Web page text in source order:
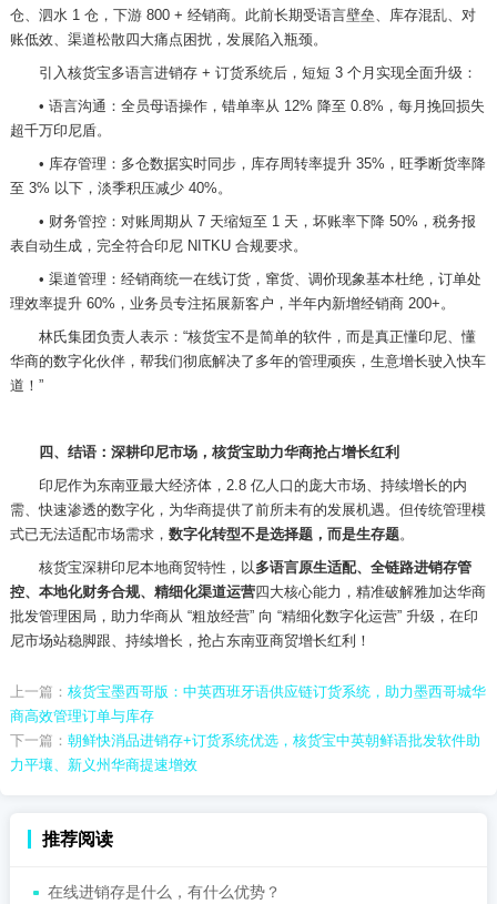
仓、泗水 1 仓，下游 800 + 经销商。此前长期受语言壁垒、库存混乱、对
账低效、渠道松散四大痛点困扰，发展陷入瓶颈。
引入核货宝多语言进销存 + 订货系统后，短短 3 个月实现全面升级：
• 语言沟通：全员母语操作，错单率从 12% 降至 0.8%，每月挽回损失
超千万印尼盾。
• 库存管理：多仓数据实时同步，库存周转率提升 35%，旺季断货率降
至 3% 以下，淡季积压减少 40%。
• 财务管控：对账周期从 7 天缩短至 1 天，坏账率下降 50%，税务报
表自动生成，完全符合印尼 NITKU 合规要求。
• 渠道管理：经销商统一在线订货，窜货、调价现象基本杜绝，订单处
理效率提升 60%，业务员专注拓展新客户，半年内新增经销商 200+。
林氏集团负责人表示： “核货宝不是简单的软件，而是真正懂印尼、懂
华商的数字化伙伴，帮我们彻底解决了多年的管理顽疾，生意增长驶入快车
道！”
四、结语：深耕印尼市场，核货宝助力华商抢占增长红利
印尼作为东南亚最大经济体， 2.8 亿人口的庞大市场、持续增长的内
需、快速渗透的数字化，为华商提供了前所未有的发展机遇。但传统管理模
式已无法适配市场需求， 数字化转型不是选择题，而是生存题。
核货宝深耕印尼本地商贸特性，以 多语言原生适配、全链路进销存管
控、本地化财务合规、精细化渠道运营四大核心能力，精准破解雅加达华商
批发管理困局，助力华商从 “粗放经营” 向 “精细化数字化运营” 升级，在印
尼市场站稳脚跟、持续增长，抢占东南亚商贸增长红利！
上一篇： 核货宝墨西哥版：中英西班牙语供应链订货系统，助力墨西哥城华
商高效管理订单与库存
下一篇： 朝鲜快消品进销存+订货系统优选，核货宝中英朝鲜语批发软件助
力平壤、新义州华商提速增效
推荐阅读
在线进销存是什么，有什么优势？